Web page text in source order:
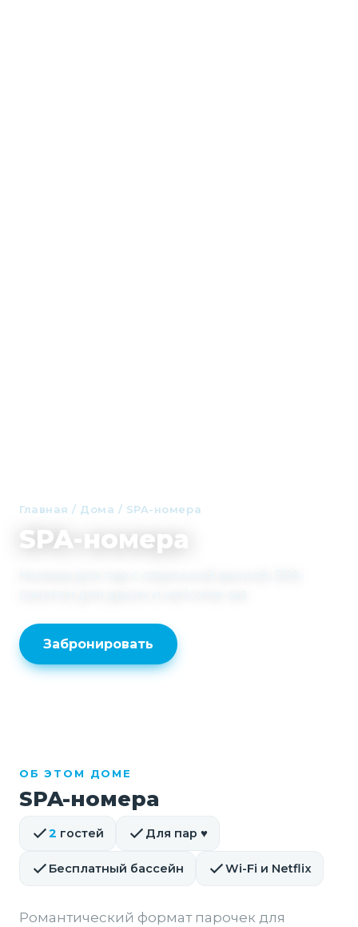
Главная / Дома / SPA-номера
SPA-номера
Забронировать
ОБ ЭТОМ ДОМЕ
SPA-номера
2 гостей Для пар ♥
Бесплатный бассейн Wi-Fi и Netflix
Романтический формат парочек для